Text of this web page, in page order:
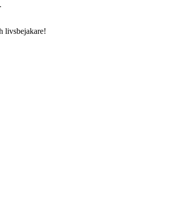
livsbejakare!